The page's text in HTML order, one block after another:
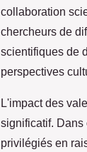
collaboration
chercheurs de
scientifiques de
perspectives
L'impact des
significatif. Dans
privilégiés en